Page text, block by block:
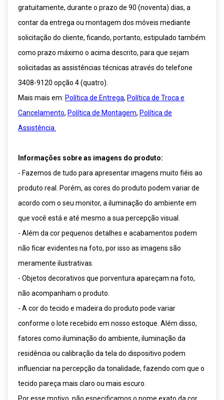
gratuitamente, durante o prazo de 90 (noventa) dias, a
contar da entrega ou montagem dos móveis mediante
solicitação do cliente, ficando, portanto, estipulado também
como prazo máximo o acima descrito, para que sejam
solicitadas as assistências técnicas através do telefone
3408-9120 opção 4 (quatro).
Mais mais em: Política de Entrega, Política de Troca e
Cancelamento, Política de Montagem, Política de
Assistência.
Informações sobre as imagens do produto:
- Fazemos de tudo para apresentar imagens muito fiéis ao
produto real. Porém, as cores do produto podem variar de
acordo com o seu monitor, a iluminação do ambiente em
que você está e até mesmo a sua percepção visual.
- Além da cor pequenos detalhes e acabamentos podem
não ficar evidentes na foto, por isso as imagens são
meramente ilustrativas.
- Objetos decorativos que porventura apareçam na foto,
não acompanham o produto.
- A cor do tecido e madeira do produto pode variar
conforme o lote recebido em nosso estoque. Além disso,
fatores como iluminação do ambiente, iluminação da
residência ou calibração da tela do dispositivo podem
influenciar na percepção da tonalidade, fazendo com que o
tecido pareça mais claro ou mais escuro.